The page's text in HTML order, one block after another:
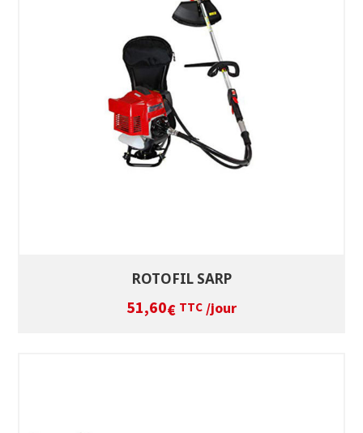
SÉLECTIONNEZ LES DATES
VOIR LE PRODUIT
ROTOFIL SARP
51,60€ TTC /jour